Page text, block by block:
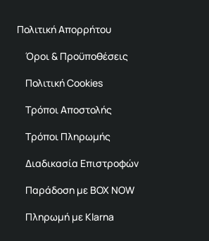
Πολιτική Απορρήτου
Όροι & Προϋποθέσεις
Πολιτική Cookies
Τρόποι Αποστολής
Τρόποι Πληρωμής
Διαδικασία Επιστροφών
Παράδοση με BOX NOW
Πληρωμή με Klarna